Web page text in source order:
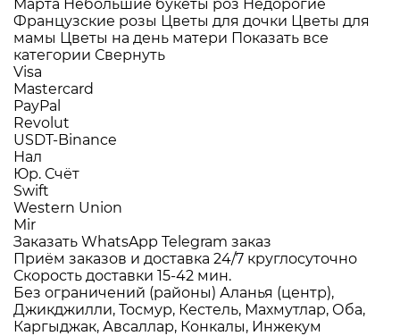
Марта Небольшие букеты роз Недорогие
Французские розы Цветы для дочки Цветы для
мамы Цветы на день матери Показать все
категории Свернуть
Visa
Mastercard
PayPal
Revolut
USDT-Binance
Нал
Юр. Счёт
Swift
Western Union
Mir
Заказать WhatsApp Telegram заказ
Приём заказов и доставка 24/7 круглосуточно
Скорость доставки 15-42 мин.
Без ограничений (районы) Аланья (центр),
Джикджилли, Тосмур, Кестель, Махмутлар, Оба,
Каргыджак, Авсаллар, Конкалы, Инжекум